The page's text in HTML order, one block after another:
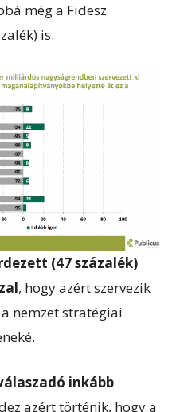
még a Fidesz
is.
(47 százalék)
, hogy azért szervezik
nemzet stratégiai
inkább
azért történik, hogy a